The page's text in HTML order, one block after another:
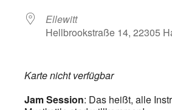
Ellewitt
Hellbrookstraße 14, 22305
Karte nicht verfügbar
Jam Session: Das heißt, alle